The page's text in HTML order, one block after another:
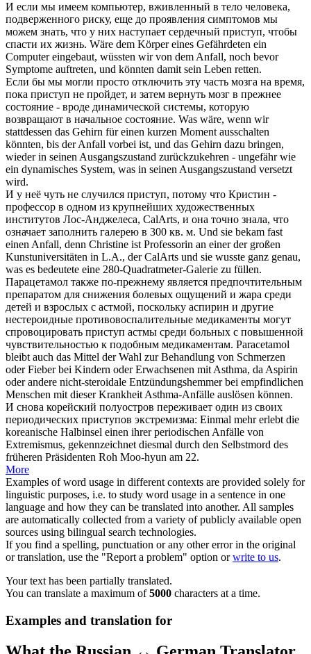
И если мы имеем компьютер, вживленный в тело человека,
подверженного риску, еще до проявления симптомов мы
можем знать, что у них наступает сердечный приступ, чтобы
спасти их жизнь. Wäre dem Körper eines Gefährdeten ein
Computer eingebaut, wüssten wir von demAnfall, noch bevor
Symptome auftreten, und könnten damit sein Leben retten.
Если бы мы могли просто отключить эту часть мозга на время,
пока приступ не пройдет, и затем вернуть мозг в прежнее
состояние - вроде динамической системы, которую
возвращают в начальное состояние. Was wäre, wenn wir
stattdessen das Gehirn für einen kurzen Moment ausschalten
könnten, bis derAnfall vorbei ist, und das Gehirn dazu bringen,
wieder in seinen Ausgangszustand zurückzukehren - ungefähr wie
ein dynamisches System, was in seinen Ausgangszustand versetzt
wird.
И у неё чуть не случился приступ, потому что Кристин -
профессор в одном из крупнейших художественных
институтов Лос-Анджелеса, CalArts, и она точно знала, что
означает заполнить галерею в 300 кв. м. Und sie bekam fast
einenAnfall, denn Christine ist Professorin an einer der großen
Kunstuniversitäten in L.A., der CalArts und sie wusste ganz genau,
was es bedeutete eine 280-Quadratmeter-Galerie zu füllen.
Парацетамол также по-прежнему является предпочтительным
препаратом для снижения болевых ощущений и жара среди
детей и взрослых с астмой, поскольку аспирин и другие
нестероидные противовоспалительные медикаменты могут
спровоцировать приступ астмы среди больных с повышенной
чувствительностью к подобным медикаментам. Paracetamol
bleibt auch das Mittel der Wahl zur Behandlung von Schmerzen
oder Fieber bei Kindern oder Erwachsenen mit Asthma, da Aspirin
oder andere nicht-steroidale Entzündungshemmer bei empfindlichen
Menschen mit dieser Krankheit Asthma-Anfälle auslösen können.
И снова корейский полуостров переживает один из своих
периодических приступов экстремизма: Einmal mehr erlebt die
koreanische Halbinsel einen ihrer periodischenAnfälle von
Extremismus, gekennzeichnet diesmal durch den Selbstmord des
früheren Präsidenten Roh Moo-hyun am 22.
More
Examples of word usage in different contexts are provided solely for
linguistic purposes, i.e. to study word usage in a sentence in one
language and how they can be translated into another. All samples
are automatically collected from a variety of publicly available open
sources using bilingual search technologies.
If you find a spelling, punctuation or any other error in the original
or translation, use the "Report a problem" option orwrite to us.
Your text has been partially translated.
You can translate a maximum of5000 characters at a time.
Examples and translation for